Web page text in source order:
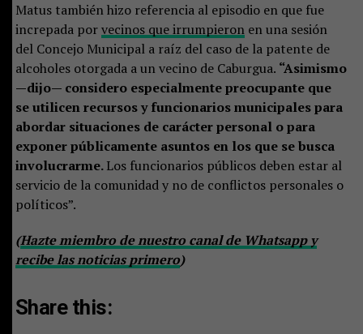
Matus también hizo referencia al episodio en que fue
increpada porvecinos que irrumpieronen una sesión
del Concejo Municipal a raíz del caso de la patente de
alcoholes otorgada a un vecino de Caburgua. “Asimismo
—dijo— considero especialmente preocupante que
se utilicen recursos y funcionarios municipales para
abordar situaciones de carácter personal o para
exponer públicamente asuntos en los que se busca
involucrarme.Los funcionarios públicos deben estar al
servicio de la comunidad y no de conflictos personales o
políticos”.
(Hazte miembro de nuestro canal de Whatsapp y
recibe las noticias primero)
Share this: